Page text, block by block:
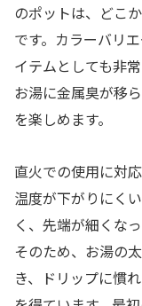
のポットは、どこ
です。カラーバリ
イテムとしても非
お湯に金属臭が移
を楽しめます。
直火での使用に対
温度が下がりにく
く、先端が細くな
そのため、お湯の
き、ドリップに慣